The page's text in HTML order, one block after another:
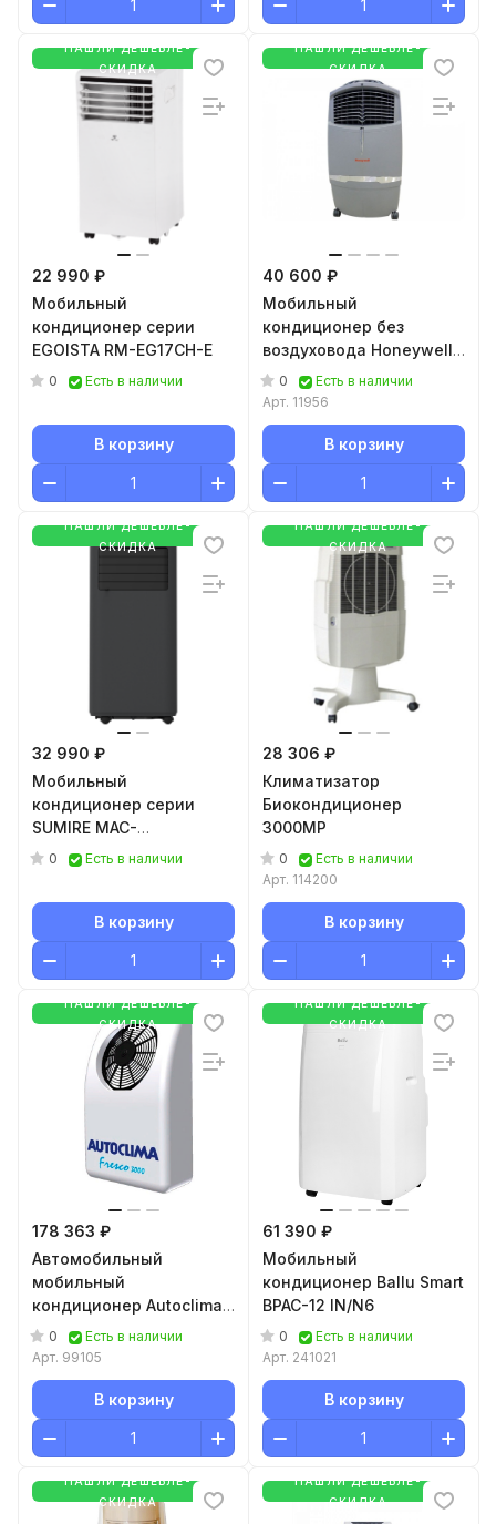
НАШЛИ ДЕШЕВЛЕ-
СКИДКА
22 990 ₽
Мобильный
кондиционер cерии
EGOISTA RM-EG17CH-E
0 Есть в наличии
В корзину
НАШЛИ ДЕШЕВЛЕ-
СКИДКА
40 600 ₽
Мобильный
кондиционер без
воздуховода Honeywell
CL30XC
0
Есть в наличии
Арт. 11956
В корзину
НАШЛИ ДЕШЕВЛЕ-
СКИДКА
32 990 ₽
Мобильный
кондиционер cерии
SUMIRE MAC-
SU28CONW2
0 Есть в наличии
В корзину
НАШЛИ ДЕШЕВЛЕ-
СКИДКА
28 306 ₽
Климатизатор
Биокондиционер
3000MP
0
Есть в наличии
Арт. 114200
В корзину
НАШЛИ ДЕШЕВЛЕ-
СКИДКА
178 363 ₽
Автомобильный
мобильный
кондиционер Autoclima
Fresco 3000 Back 24В
0
Есть в наличии
Арт. 99105
В корзину
НАШЛИ ДЕШЕВЛЕ-
СКИДКА
61 390 ₽
Мобильный
кондиционер Ballu Smart
BPAC-12 IN/N6
0
Есть в наличии
Арт. 241021
В корзину
НАШЛИ ДЕШЕВЛЕ-
СКИДКА
НАШЛИ ДЕШЕВЛЕ-
СКИДКА